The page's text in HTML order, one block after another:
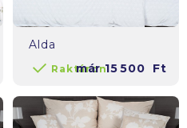
Alda
Raktáron
már15 500 Ft